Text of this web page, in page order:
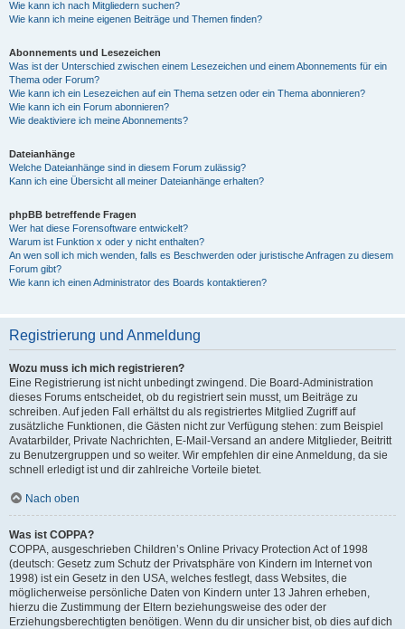
Wie kann ich nach Mitgliedern suchen?
Wie kann ich meine eigenen Beiträge und Themen finden?
Abonnements und Lesezeichen
Was ist der Unterschied zwischen einem Lesezeichen und einem Abonnements für ein
Thema oder Forum?
Wie kann ich ein Lesezeichen auf ein Thema setzen oder ein Thema abonnieren?
Wie kann ich ein Forum abonnieren?
Wie deaktiviere ich meine Abonnements?
Dateianhänge
Welche Dateianhänge sind in diesem Forum zulässig?
Kann ich eine Übersicht all meiner Dateianhänge erhalten?
phpBB betreffende Fragen
Wer hat diese Forensoftware entwickelt?
Warum ist Funktion x oder y nicht enthalten?
An wen soll ich mich wenden, falls es Beschwerden oder juristische Anfragen zu diesem
Forum gibt?
Wie kann ich einen Administrator des Boards kontaktieren?
Registrierung und Anmeldung
Wozu muss ich mich registrieren?
Eine Registrierung ist nicht unbedingt zwingend. Die Board-Administration
dieses Forums entscheidet, ob du registriert sein musst, um Beiträge zu
schreiben. Auf jeden Fall erhältst du als registriertes Mitglied Zugriff auf
zusätzliche Funktionen, die Gästen nicht zur Verfügung stehen: zum Beispiel
Avatarbilder, Private Nachrichten, E-Mail-Versand an andere Mitglieder, Beitritt
zu Benutzergruppen und so weiter. Wir empfehlen dir eine Anmeldung, da sie
schnell erledigt ist und dir zahlreiche Vorteile bietet.
Nach oben
Was ist COPPA?
COPPA, ausgeschrieben Children’s Online Privacy Protection Act of 1998
(deutsch: Gesetz zum Schutz der Privatsphäre von Kindern im Internet von
1998) ist ein Gesetz in den USA, welches festlegt, dass Websites, die
möglicherweise persönliche Daten von Kindern unter 13 Jahren erheben,
hierzu die Zustimmung der Eltern beziehungsweise des oder der
Erziehungsberechtigten benötigen. Wenn du dir unsicher bist, ob dies auf dich